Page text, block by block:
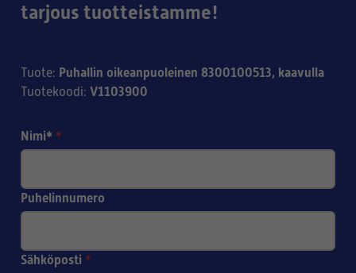
tarjous tuotteistamme!
Tuote: Puhallin oikeanpuoleinen 8300100513, kaavulla
Tuotekoodi: V1103900
Nimi* *
Puhelinnumero
Sähköposti *